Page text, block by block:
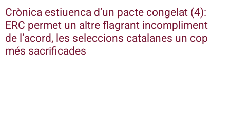
Crònica estiuenca d’un pacte congelat (4):
ERC permet un altre flagrant incompliment
de l’acord, les seleccions catalanes un cop
més sacrificades